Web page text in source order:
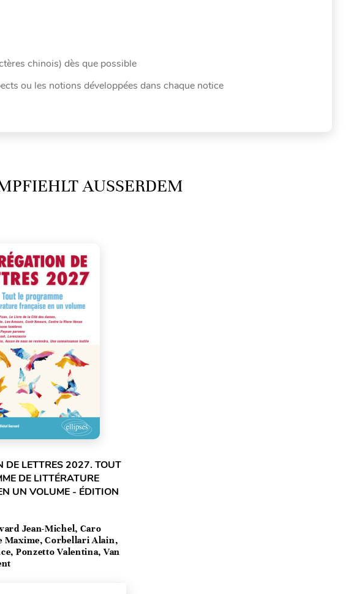
chinois) dès que possible
ou les notions développées dans chaque notice
AUSSERDEM
DE LETTRES 2027. TOUT
DE LITTÉRATURE
UN VOLUME - ÉDITION
Jean-Michel, Caro
Maxime, Corbellari Alain,
Ponzetto Valentina, Van